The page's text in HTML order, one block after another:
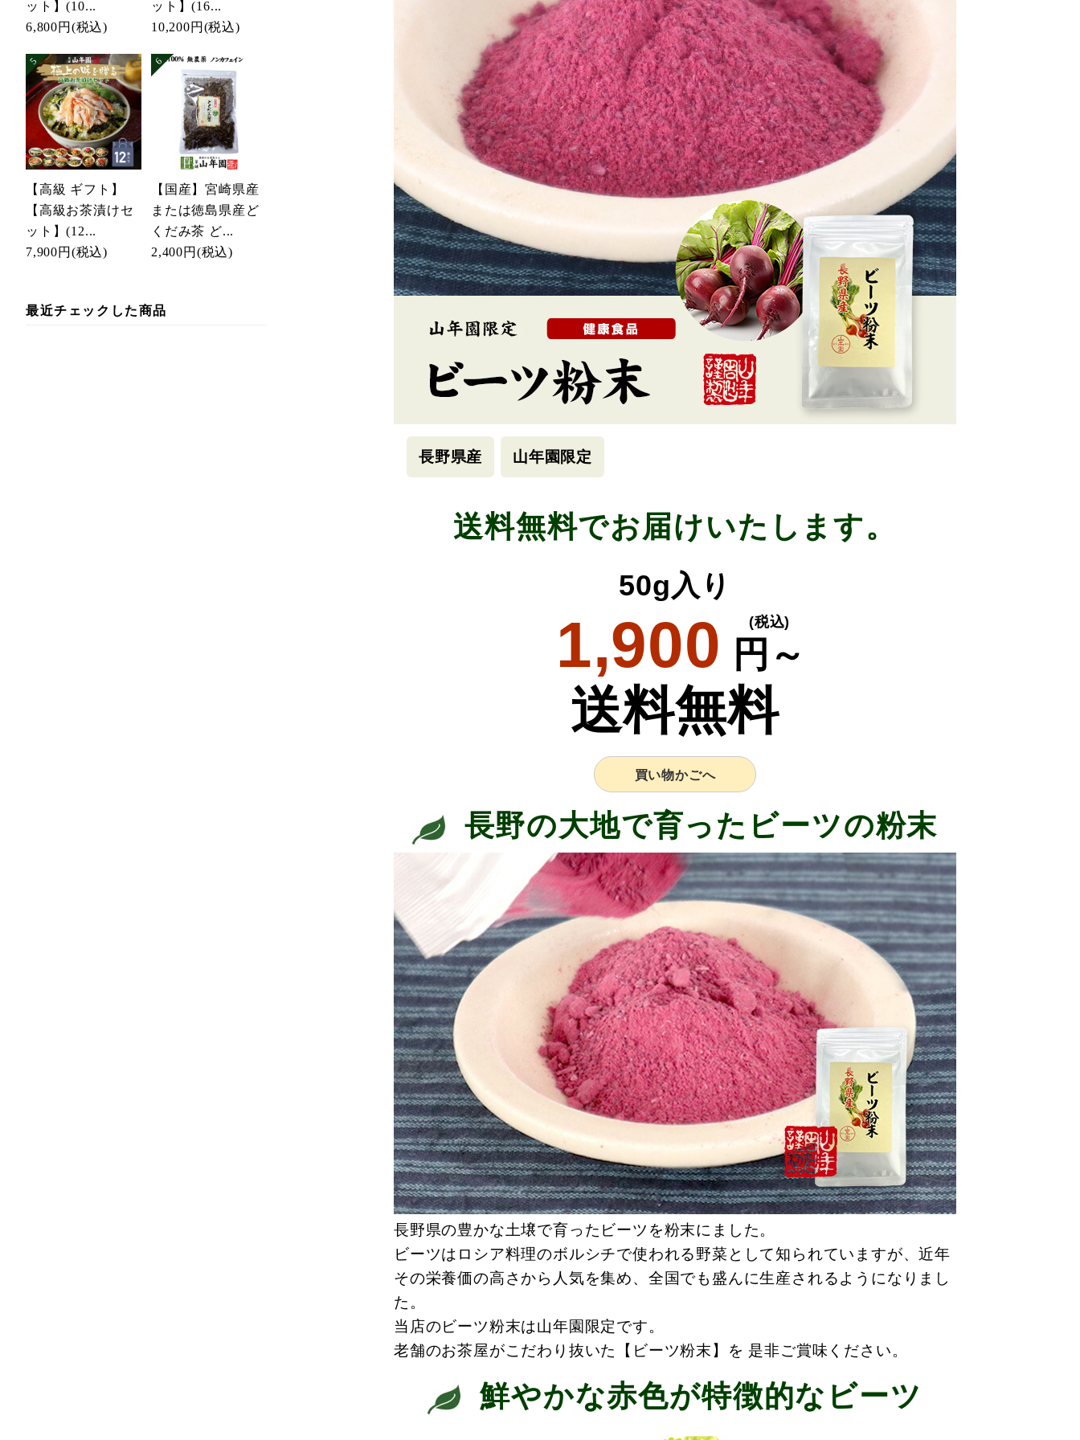
ット】(10...
6,800円 (税込)
ット】(16...
10,200円 (税込)
【高級 ギフト】
【高級お茶漬けセ
ット】(12...
7,900円 (税込)
【国産】宮崎県産
または徳島県産ど
くだみ茶 ど...
2,400円 (税込)
最近チェックした商品
長野県産 山年園限定
送料無料でお届けいたします。
50g入り
1,900 円～
(税込)
送料無料
買い物かごへ
長野の大地で育ったビーツの粉末
長野県の豊かな土壌で育ったビーツを粉末にました。
ビーツはロシア料理のボルシチで使われる野菜として知られていますが、近年
その栄養価の高さから人気を集め、全国でも盛んに生産されるようになりまし
た。
当店のビーツ粉末は山年園限定です。
老舗のお茶屋がこだわり抜いた【ビーツ粉末】を 是非ご賞味ください。
鮮やかな赤色が特徴的なビーツ